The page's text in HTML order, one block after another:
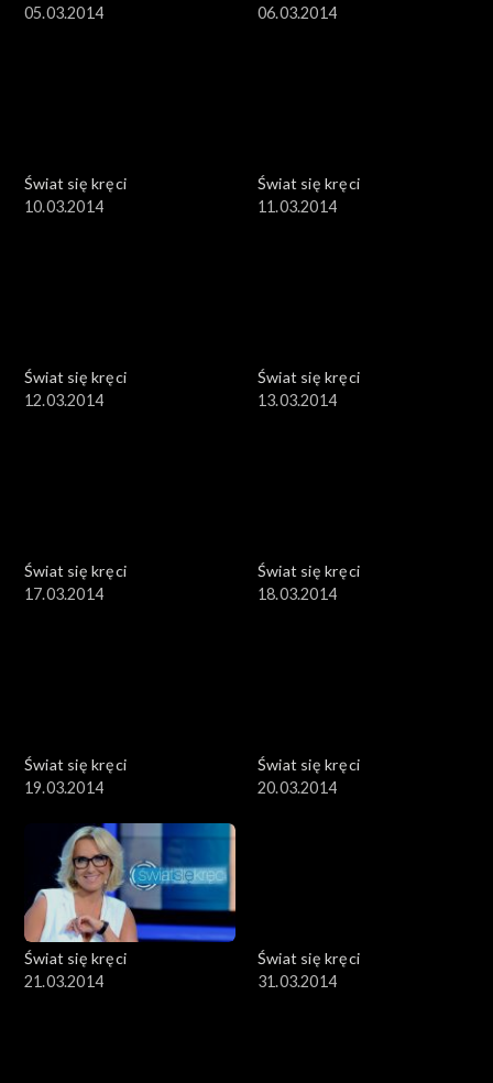
05.03.2014
06.03.2014
Świat się kręci
10.03.2014
Świat się kręci
11.03.2014
Świat się kręci
12.03.2014
Świat się kręci
13.03.2014
Świat się kręci
17.03.2014
Świat się kręci
18.03.2014
Świat się kręci
19.03.2014
Świat się kręci
20.03.2014
Świat się kręci
21.03.2014
Świat się kręci
31.03.2014